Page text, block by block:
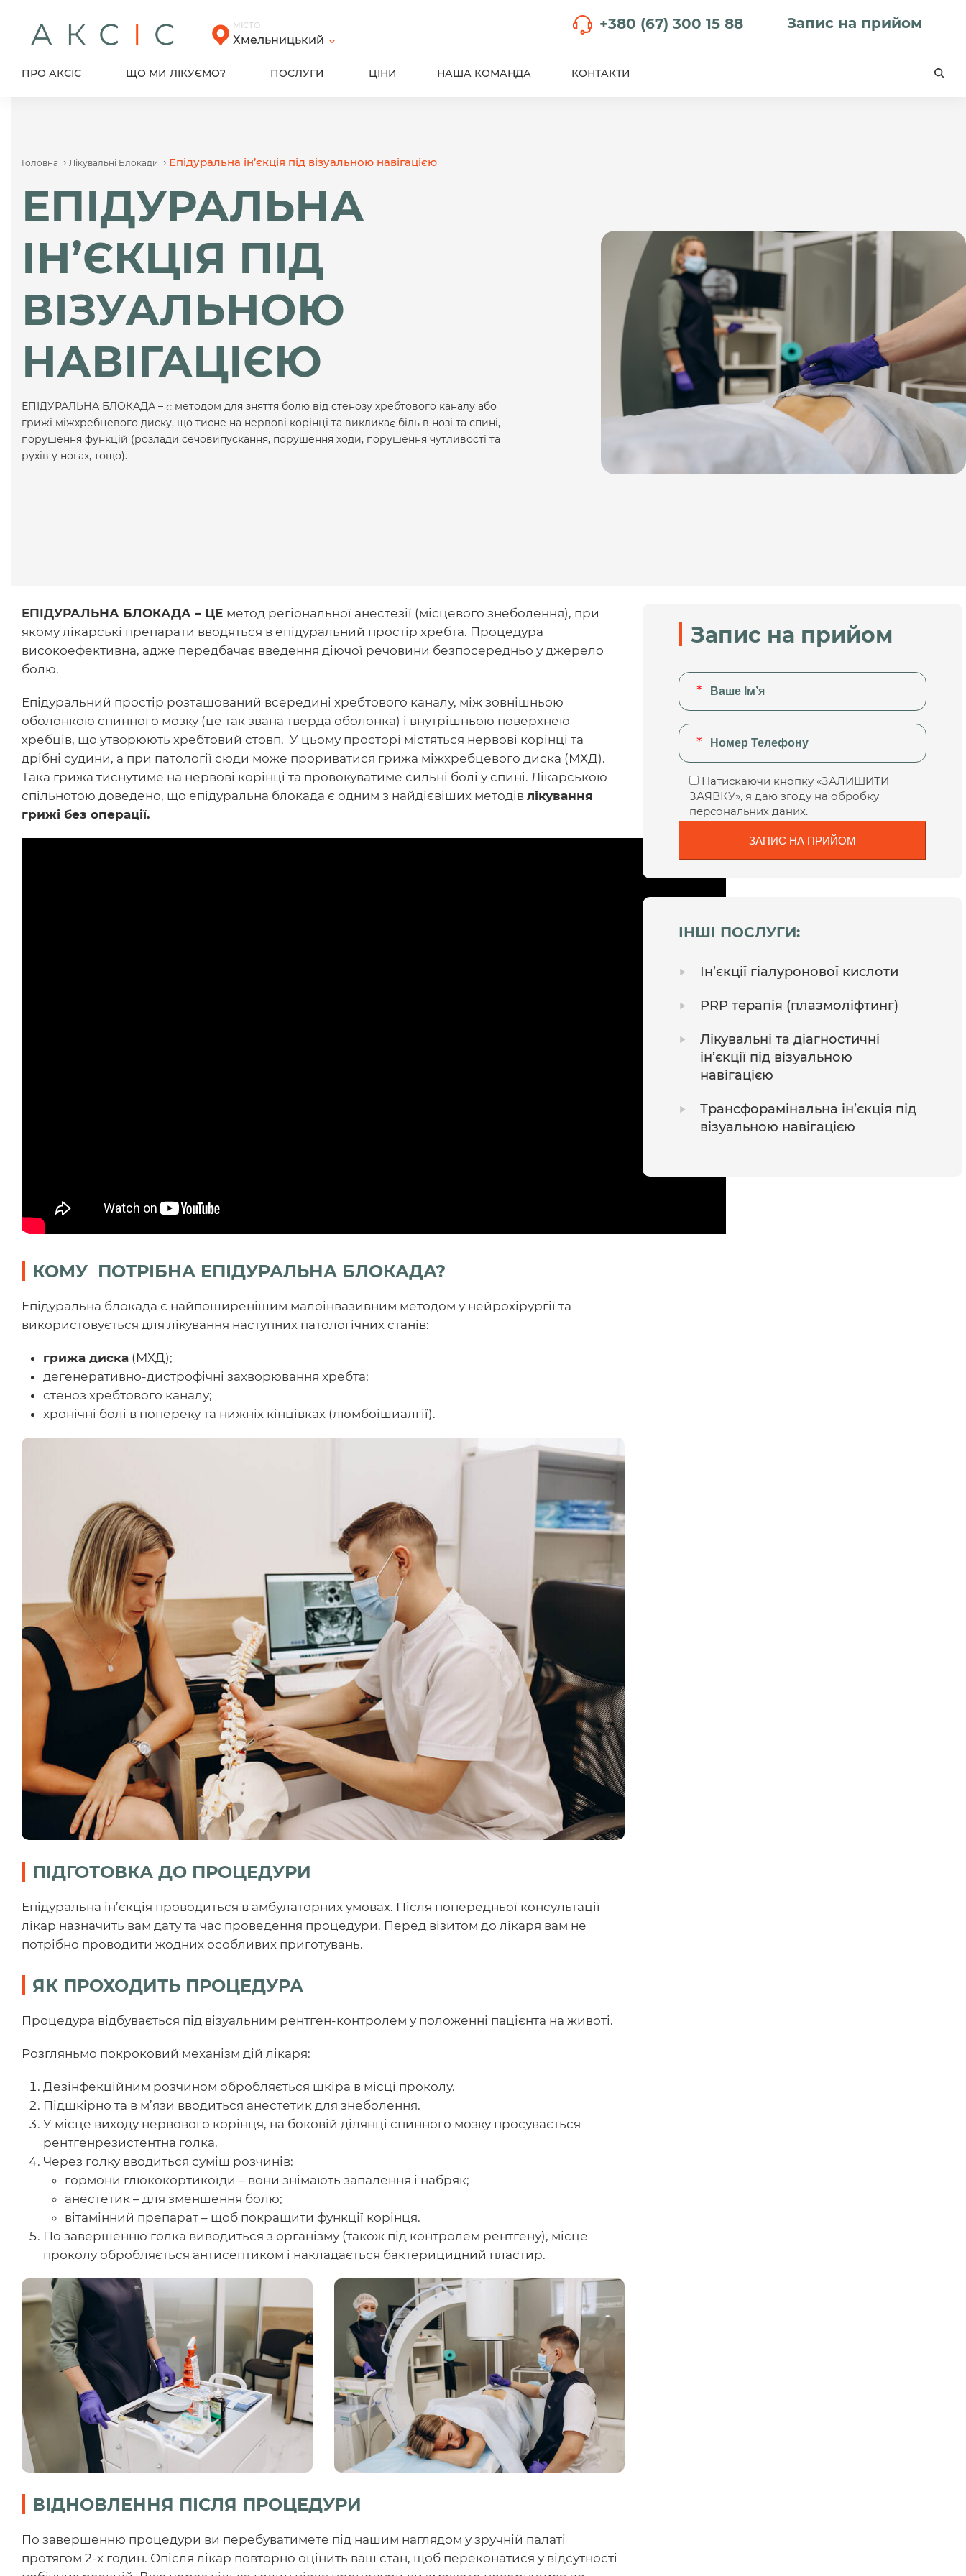
content
МІСТО
Хмельницький
+380 (67) 300 15 88 Запис на прийом
ПРО АКСІС ЩО МИ ЛІКУЄМО? ПОСЛУГИ ЦІНИ НАША КОМАНДА КОНТАКТИ
Головна › Лікувальні Блокади › Епідуральна ін’єкція під візуальною навігацією
ЕПІДУРАЛЬНА
ІН’ЄКЦІЯ ПІД
ВІЗУАЛЬНОЮ
НАВІГАЦІЄЮ
ЕПІДУРАЛЬНА БЛОКАДА – є методом для зняття болю від стенозу хребтового каналу або
грижі міжхребцевого диску, що тисне на нервові корінці та викликає біль в нозі та спині,
порушення функцій (розлади сечовипускання, порушення ходи, порушення чутливості та
рухів у ногах, тощо).
ЕПІДУРАЛЬНА БЛОКАДА – ЦЕ метод регіональної анестезії (місцевого знеболення), при
якому лікарські препарати вводяться в епідуральний простір хребта. Процедура
високоефективна, адже передбачає введення діючої речовини безпосередньо у джерело
болю.
Епідуральний простір розташований всередині хребтового каналу, між зовнішньою
оболонкою спинного мозку (це так звана тверда оболонка) і внутрішньою поверхнею
хребців, що утворюють хребтовий стовп. У цьому просторі містяться нервові корінці та
дрібні судини, а при патології сюди може прориватися грижа міжхребцевого диска (МХД).
Така грижа тиснутиме на нервові корінці та провокуватиме сильні болі у спині. Лікарською
спільнотою доведено, що епідуральна блокада є одним з найдієвіших методів лікування
грижі без операції.
КОМУ ПОТРІБНА ЕПІДУРАЛЬНА БЛОКАДА?
Епідуральна блокада є найпоширенішим малоінвазивним методом у нейрохірургії та
використовується для лікування наступних патологічних станів:
грижа диска (МХД);
дегенеративно-дистрофічні захворювання хребта;
стеноз хребтового каналу;
хронічні болі в попереку та нижніх кінцівках (люмбоішиалгії).
ПІДГОТОВКА ДО ПРОЦЕДУРИ
Епідуральна ін’єкція проводиться в амбулаторних умовах. Після попередньої консультації
лікар назначить вам дату та час проведення процедури. Перед візитом до лікаря вам не
потрібно проводити жодних особливих приготувань.
ЯК ПРОХОДИТЬ ПРОЦЕДУРА
Процедура відбувається під візуальним рентген-контролем у положенні пацієнта на животі.
Розгляньмо покроковий механізм дій лікаря:
Дезінфекційним розчином обробляється шкіра в місці проколу.
Підшкірно та в м’язи вводиться анестетик для знеболення.
У місце виходу нервового корінця, на боковій ділянці спинного мозку просувається
рентгенрезистентна голка.
Через голку вводиться суміш розчинів:
гормони глюкокортикоїди – вони знімають запалення і набряк;
анестетик – для зменшення болю;
вітамінний препарат – щоб покращити функції корінця.
По завершенню голка виводиться з організму (також під контролем рентгену), місце
проколу обробляється антисептиком і накладається бактерицидний пластир.
ВІДНОВЛЕННЯ ПІСЛЯ ПРОЦЕДУРИ
По завершенню процедури ви перебуватимете під нашим наглядом у зручній палаті
протягом 2-х годин. Опісля лікар повторно оцінить ваш стан, щоб переконатися у відсутності
Запис на прийом
Натискаючи кнопку «ЗАЛИШИТИ
ЗАЯВКУ», я даю згоду на обробку
персональних даних.
ІНШІ ПОСЛУГИ:
Ін’єкції гіалуронової кислоти
PRP терапія (плазмоліфтинг)
Лікувальні та діагностичні
ін’єкції під візуальною
навігацією
Трансфорамінальна ін’єкція під
візуальною навігацією